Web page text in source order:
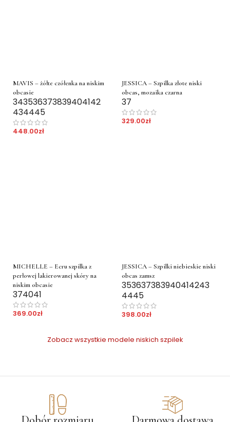
MAVIS – żółte czółenka na niskim
obcasie
343536373839404142
434445
448.00zł
JESSICA – Szpilka złote niski
obcas, mozaika czarna
37
329.00zł
MICHELLE – Ecru szpilka z
perłowej lakierowanej skóry na
niskim obcasie
374041
369.00zł
JESSICA – Szpilki niebieskie niski
obcas zamsz
353637383940414243
4445
398.00zł
Zobacz wszystkie modele niskich szpilek